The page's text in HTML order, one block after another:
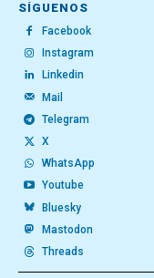
SÍGUENOS
Facebook
Instagram
Linkedin
Mail
Telegram
X
WhatsApp
Youtube
Bluesky
Mastodon
Threads